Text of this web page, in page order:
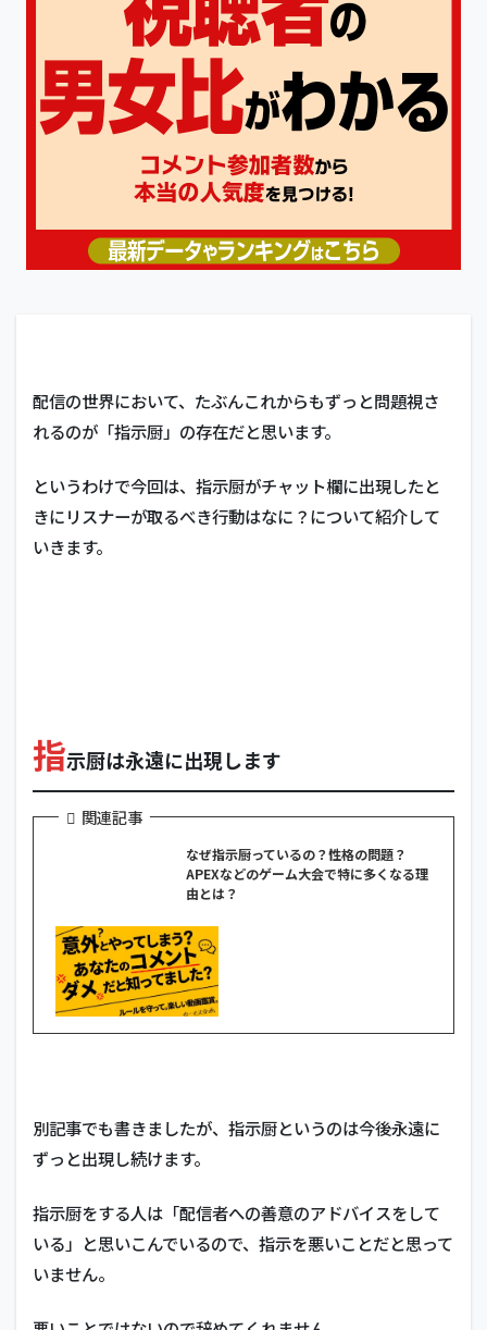
配信の世界において、たぶんこれからもずっと問題視さ
れるのが「指示厨」の存在だと思います。
というわけで今回は、指示厨がチャット欄に出現したと
きにリスナーが取るべき行動はなに？について紹介して
いきます。
指示厨は永遠に出現します
関連記事
なぜ指示厨っているの？性格の問題？
APEXなどのゲーム大会で特に多くなる理
由とは？
別記事でも書きましたが、指示厨というのは今後永遠に
ずっと出現し続けます。
指示厨をする人は「配信者への善意のアドバイスをして
いる」と思いこんでいるので、指示を悪いことだと思って
いません。